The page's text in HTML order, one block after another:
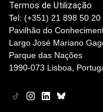
Termos de Utilização
Tel: (+351) 21 898 50
Pavilhão do
Largo José Mariano
Parque das Nações
1990-073 Lisboa,